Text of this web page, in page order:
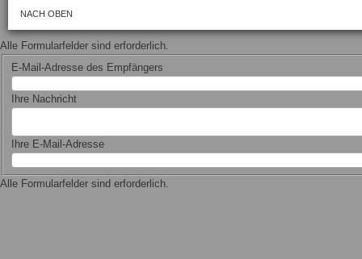
NACH OBEN
Alle Formularfelder sind erforderlich.
E-Mail-Adresse des Empfängers
Ihre Nachricht
Ihre E-Mail-Adresse
Alle Formularfelder sind erforderlich.